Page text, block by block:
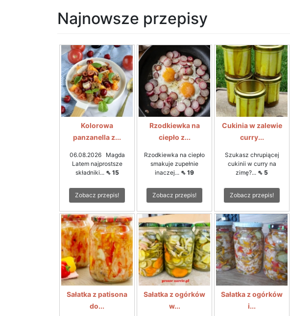
Najnowsze przepisy
Kolorowa
panzanella z...
06.08.2026 Magda
Latem najprostsze
składniki... ⇖ 15
Zobacz przepis!
Rzodkiewka na
ciepło z...
Rzodkiewka na ciepło
smakuje zupełnie
inaczej... ⇖ 19
Zobacz przepis!
Cukinia w zalewie
curry...
Szukasz chrupiącej
cukinii w curry na
zimę?... ⇖ 5
Zobacz przepis!
Sałatka z patisona
do...
Sałatka z ogórków
w...
Sałatka z ogórków
i...